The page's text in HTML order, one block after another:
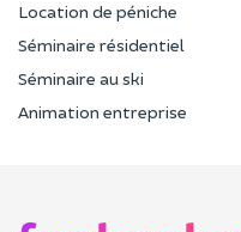
Location de péniche
Séminaire résidentiel
Séminaire au ski
Animation entreprise